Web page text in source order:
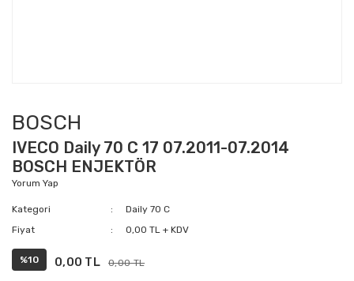
BOSCH
IVECO Daily 70 C 17 07.2011-07.2014
BOSCH ENJEKTÖR
Yorum Yap
Kategori
Daily 70 C
Fiyat
0,00 TL + KDV
%10 0,00 TL 0,00 TL